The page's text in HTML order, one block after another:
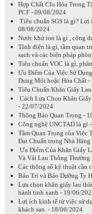
Hợp Chất Clo Hóa Trong
PCF - 09/08/2024
Tiêu chuẩn SGS là gì? Lợi
08/08/2024
Nước khử ion là gì , công
Tĩnh điện là gì, tầm quan
sạch và các biện pháp
Tiêu chuẩn VOC là gì,
Ưu Điểm Của Việc Sử
Dung Môi hoặc Hóa Chất
Tiêu Chuẩn Khăn Giấy
Cách Lựa Chọn Khăn
- 22/07/2024
Thông Báo Quan Trọng -
Công nghệ UNCTAD là gì
Tầm Quan Trọng của Việc
Đạt Chuẩn trong Nhà
Ưu Điểm Của Khăn Giấy
Và Vải Lau Thông
Các thông số kỹ thuật cần
Bảo Trì và Bảo Dưỡng Ty
Lựa chọn khăn giấy lau
hành tinh xanh - 19/06/
Lợi ích kinh tế từ việc sử
khách sạn. - 18/06/2024